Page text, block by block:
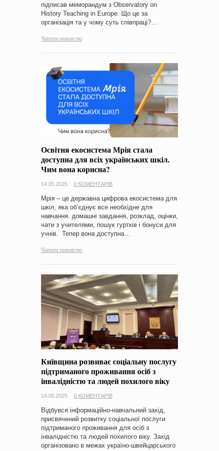
підписав меморандум з Observatory on
History Teaching in Europe. Що це за
організація та у чому суть співпраці?…
Читати повністю
Освітня екосистема Мрія стала
доступна для всіх українських шкіл.
Чим вона корисна?
14.05.2025 0 КОМЕНТАРІВ
Мрія – це державна цифрова екосистема для
шкіл, яка об’єднує все необхідне для
навчання: домашні завдання, розклад, оцінки,
чати з учителями, пошук гуртків і бонуси для
учнів. Тепер вона доступна…
Читати повністю
Київщина розвиває соціальну послугу
підтриманого проживання осіб з
інвалідністю та людей похилого віку
14.05.2025 0 КОМЕНТАРІВ
Відбувся інформаційно-навчальний захід,
присвячений розвитку соціальної послуги
підтриманого проживання для осіб з
інвалідністю та людей похилого віку. Захід
організовано в межах україно-швейцарського